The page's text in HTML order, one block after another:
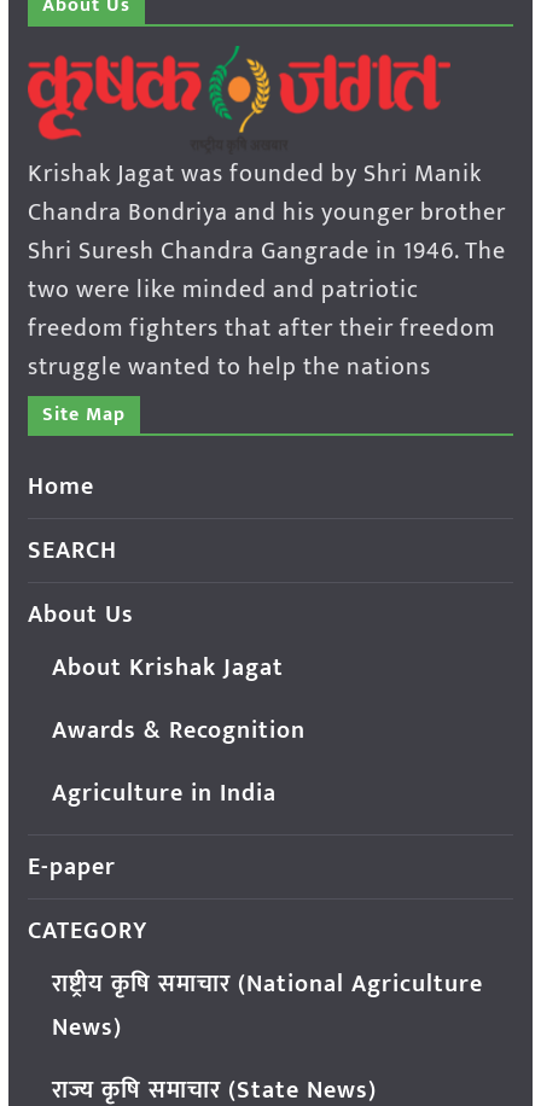
Krishak Jagat was founded by Shri Manik
Chandra Bondriya and his younger brother
Shri Suresh Chandra Gangrade in 1946. The
two were like minded and patriotic
freedom fighters that after their freedom
struggle wanted to help the nations
Site Map
Home
SEARCH
About Us
About Krishak Jagat
Awards & Recognition
Agriculture in India
E-paper
CATEGORY
राष्ट्रीय कृषि समाचार (National Agriculture
News)
राज्य कृषि समाचार (State News)